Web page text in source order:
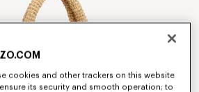
cookies and other trackers on this website
its security and smooth operation; to